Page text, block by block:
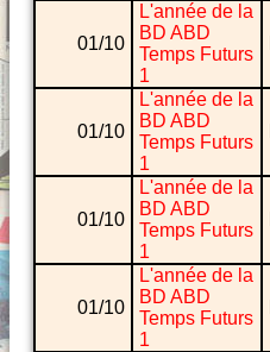
01/10
L'année de la
BD ABD
Temps Futurs
1
01/10
L'année de la
BD ABD
Temps Futurs
1
01/10
L'année de la
BD ABD
Temps Futurs
1
01/10
L'année de la
BD ABD
Temps Futurs
1